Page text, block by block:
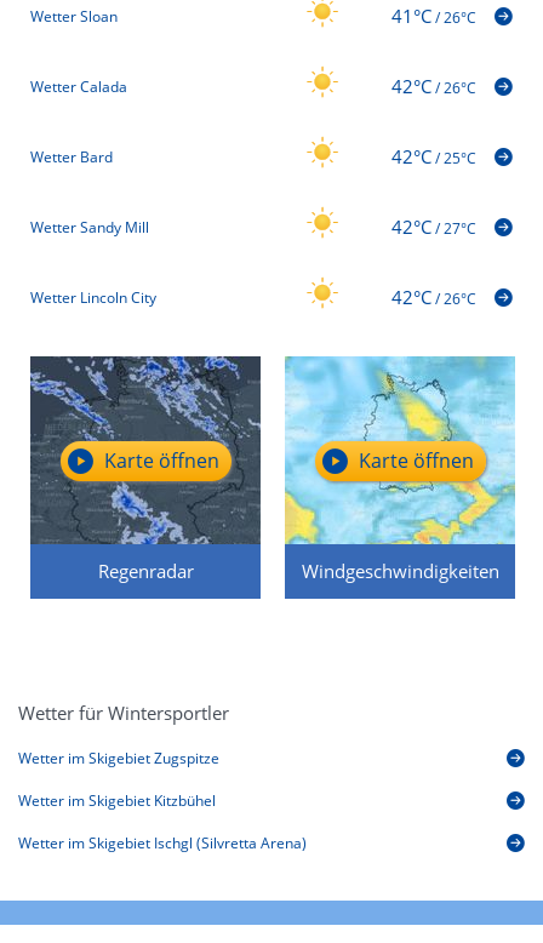
Wetter Sloan 41°C/26°C
Wetter Calada 42°C/26°C
Wetter Bard 42°C/25°C
Wetter Sandy Mill 42°C/27°C
Wetter Lincoln City 42°C/26°C
Regenradar
Karte öffnen
Windgeschwindigkeiten
Karte öffnen
Wetter für Wintersportler
Wetter im Skigebiet Zugspitze
Wetter im Skigebiet Kitzbühel
Wetter im Skigebiet Ischgl (Silvretta Arena)